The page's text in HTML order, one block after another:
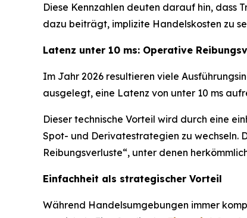
Diese Kennzahlen deuten darauf hin, dass
dazu beiträgt, implizite Handelskosten zu
Latenz unter 10 ms: Operative
Im Jahr 2026 resultieren viele
ausgelegt, eine Latenz von unter 10 ms
Dieser technische Vorteil wird durch eine
Spot- und Derivatestrategien zu wechseln.
Reibungsverluste“, unter denen
Einfachheit als strategischer Vorteil
Während Handelsumgebungen immer